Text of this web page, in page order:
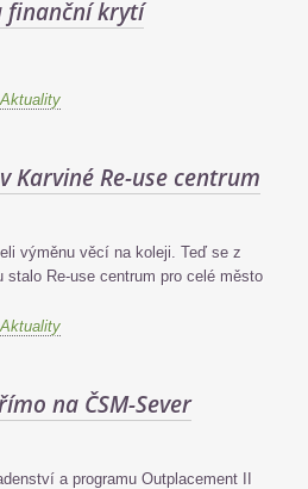
finanční krytí
Aktuality
Karviné Re-use centrum
výměnu věcí na koleji. Teď se z
stalo Re-use centrum pro celé město
Aktuality
na ČSM-Sever
a programu Outplacement II